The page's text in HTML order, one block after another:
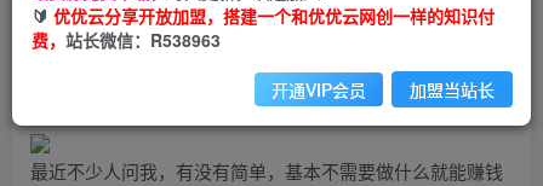
您当前未登录！建议登陆后购买，可保存购买订单
最近不少人问我，有没有简单，基本不需要做什么就能赚钱
🔰 优优云分享开放加盟，搭建一个和优优云网创一样的知识付
费， 站长微信：R538963
开通VIP会员 加盟当站长